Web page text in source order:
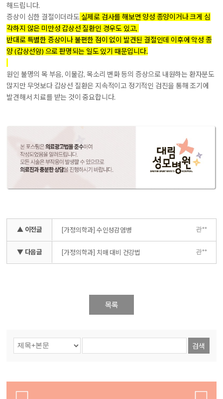
해드립니다.
증상이 심한 결절이더라도 실제로 검사를 해보면 양성 종양이거나 크게 심
각하지 않은 미만성 갑상선 질환인 경우도 있고,
반대로 특별한 증상이나 불편한 점이 없이 발견된 결절인데 이후에 악성 종
양 (갑상선암) 으로 판명되는 일도 있기 때문입니다.
원인 불명의 목 부음, 이물감, 목소리 변화 등의 증상으로 내원하는 환자분도
많지만 무엇보다 갑상선 질환은 지속적이고 정기적인 검진을 통해 조기에
발견해서 치료를 받는 것이 중요합니다.
▲ 이전글 [가정의학과] 수인성감염병 관**
▼ 다음글 [가정의학과] 치매 대비 건강법 관**
목록
검색